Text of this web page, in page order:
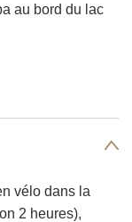
au bord du lac
vélo dans la
2 heures),